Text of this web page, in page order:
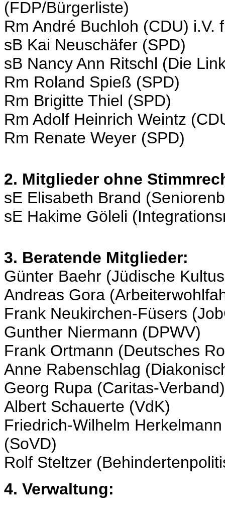
(FDP/Bürgerliste)
Rm André Buchloh (CDU)
sB Kai Neuschäfer (SPD)
sB Nancy Ann Ritschl (Die
Rm Roland Spieß (SPD)
Rm Brigitte Thiel (SPD)
Rm Adolf Heinrich Weintz
Rm Renate Weyer (SPD)
2. Mitglieder ohne
sE Elisabeth Brand
sE Hakime Göleli
3. Beratende Mitglieder:
Günter Baehr (Jüdische
Andreas Gora
Frank Neukirchen-Füsers
Gunther Niermann (DPWV)
Frank Ortmann (Deutsches
Anne Rabenschlag
Georg Rupa (Caritas-Verband)
Albert Schauerte (VdK)
Friedrich-Wilhelm
(SoVD)
Rolf Steltzer
4. Verwaltung: